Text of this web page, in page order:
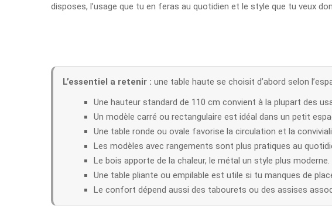
disposes, l’usage que tu en feras au quotidien et le style que tu veux
L’essentiel a retenir : une table haute se choisit d’abord selon
Une hauteur standard de 110 cm convient à la plupart des
Un modèle carré ou rectangulaire est idéal dans un petit
Une table ronde ou ovale favorise la circulation et la
Les modèles avec rangements sont plus pratiques au
Le bois apporte de la chaleur, le métal un style plus moderne.
Une table pliante ou empilable est utile si tu manques de
Le confort dépend aussi des tabourets ou des assises